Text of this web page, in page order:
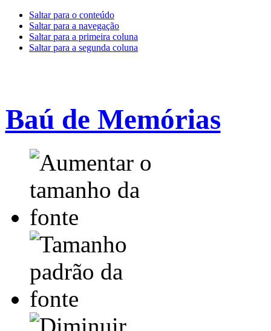
Saltar para o conteúdo
Saltar para a navegação
Saltar para a primeira coluna
Saltar para a segunda coluna
Baú de Memórias